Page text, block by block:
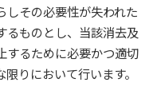
しその必要性が失われた
るものとし、当該消去及
するために必要かつ適切
りにおいて行います。